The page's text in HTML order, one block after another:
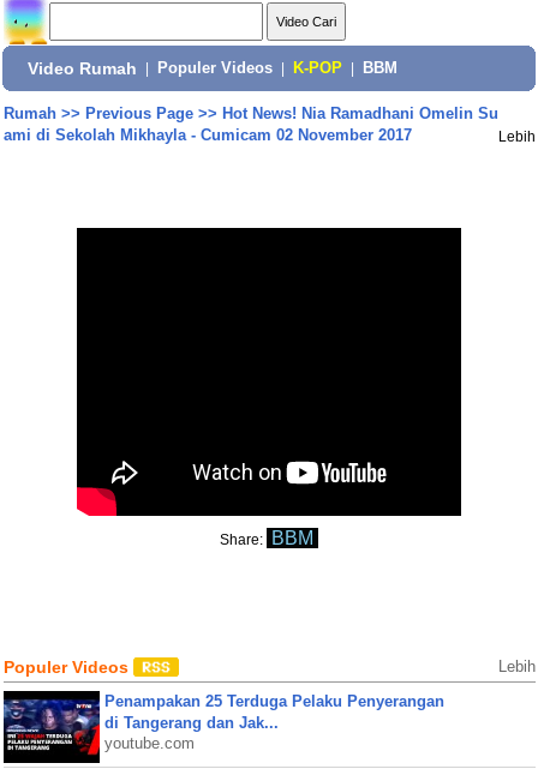
Video Rumah Populer Videos K-POP BBM
Rumah>> Previous Page>> Hot News! Nia Ramadhani Omelin Su
ami di Sekolah Mikhayla - Cumicam 02 November 2017
Lebih
Share: BBM
Populer Videos Lebih
Penampakan 25 Terduga Pelaku Penyerangan
di Tangerang dan Jak...
youtube.com